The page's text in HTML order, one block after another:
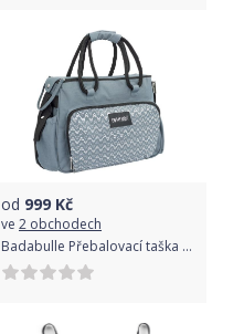
od 999 Kč
ve 2 obchodech
Badabulle Přebalovací taška BOHO Grey